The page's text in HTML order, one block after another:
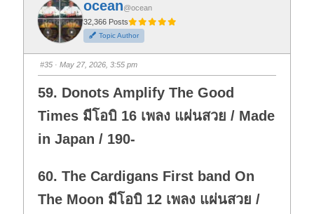
o
r
t
h
u
m
b
d
o
n
.
o
r
t
h
u
m
b
u
p
ocean@ocean
32,366 Posts
Topic Author
#35 · May 27, 2026, 3:55 pm
59. Donots Amplify The Good
Times มีโอบิ 16 เพลง แผ่นสวย / Made
in Japan / 190-
60. The Cardigans First band On
The Moon มีโอบิ 12 เพลง แผ่นสวย /